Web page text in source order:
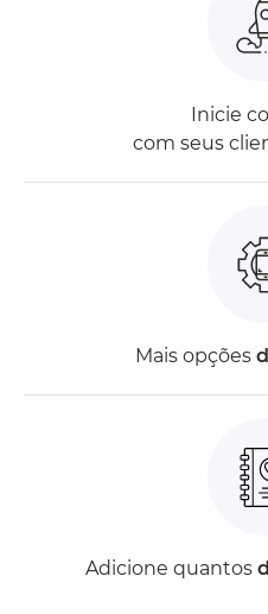
Inicie
com seus
Mais opções
Adicione quantos